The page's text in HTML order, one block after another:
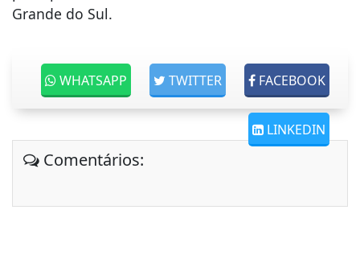
Grande do Sul.
FACEBOOK
TWITTER
WHATSAPP
LINKEDIN
Comentários: